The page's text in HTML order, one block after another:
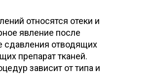
относятся отеки и
явление после
сдавления отводящих
препарат тканей.
зависит от типа и